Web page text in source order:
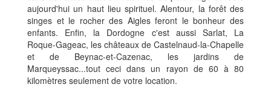
aujourd'hui un haut lieu spirituel. Alentour, la forêt des
singes et le rocher des Aigles feront le bonheur des
enfants. Enfin, la Dordogne c'est aussi Sarlat, La
Roque-Gageac, les châteaux de Castelnaud-la-Chapelle
et de Beynac-et-Cazenac, les jardins de
Marqueyssac...tout ceci dans un rayon de 60 à 80
kilomètres seulement de votre location.